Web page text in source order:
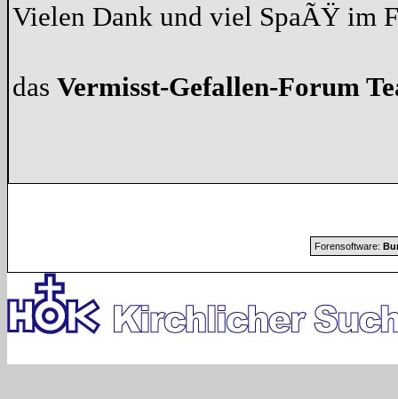
Vielen Dank und viel SpaÃŸ im
das Vermisst-Gefallen-Forum
Forensoftware: